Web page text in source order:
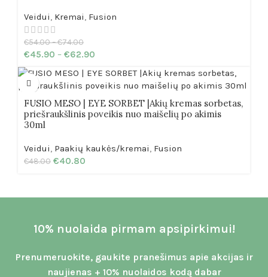
Veidui, Kremai, Fusion
€54.00 – €74.00
€45.90 – €62.90
FUSIO MESO | EYE SORBET |Akių kremas sorbetas,
priešraukšlinis poveikis nuo maišelių po akimis
30ml
Veidui, Paakių kaukės/kremai, Fusion
€48.00 €40.80
10% nuolaida pirmam apsipirkimui!
Prenumeruokite, gaukite pranešimus apie akcijas ir
naujienas + 10% nuolaidos kodą dabar